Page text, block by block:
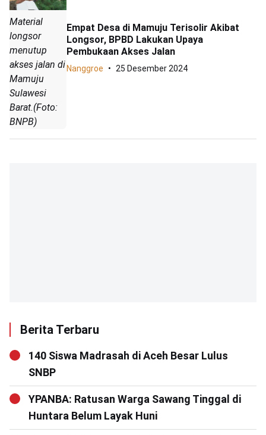
Material
longsor
menutup
akses jalan di
Mamuju
Sulawesi
Barat.(Foto:
BNPB)
Empat Desa di Mamuju Terisolir Akibat
Longsor, BPBD Lakukan Upaya
Pembukaan Akses Jalan
Nanggroe 25 Desember 2024
Berita Terbaru
140 Siswa Madrasah di Aceh Besar Lulus
SNBP
YPANBA: Ratusan Warga Sawang Tinggal di
Huntara Belum Layak Huni